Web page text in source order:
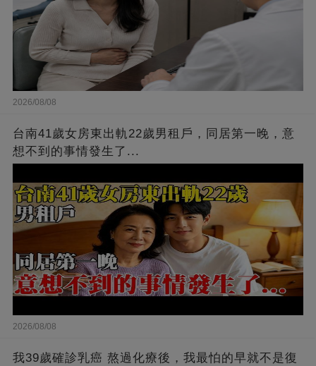
2026/08/08
台南41歲女房東出軌22歲男租戶，同居第一晚，意
想不到的事情發生了...
2026/08/08
我39歲確診乳癌 熬過化療後，我最怕的早就不是復